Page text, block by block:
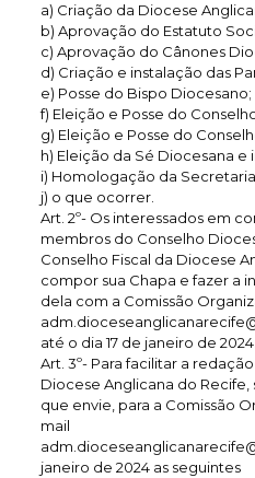
a) Criação da Diocese
b) Aprovação do Estatuto
c) Aprovação do Cânones
d) Criação e instalação das
e) Posse do Bispo Diocesano;
f) Eleição e Posse do
g) Eleição e Posse do
h) Eleição da Sé Diocesana e
i) Homologação da
j) o que ocorrer.
Art. 2º- Os interessados em
membros do Conselho
Conselho Fiscal da Diocese
compor sua Chapa e fazer a
dela com a Comissão
até o dia 17 de janeiro de 2024.
Art. 3º- Para facilitar a
Diocese Anglicana do Recife,
que envie, para a Comissão
mail
janeiro de 2024 as seguintes